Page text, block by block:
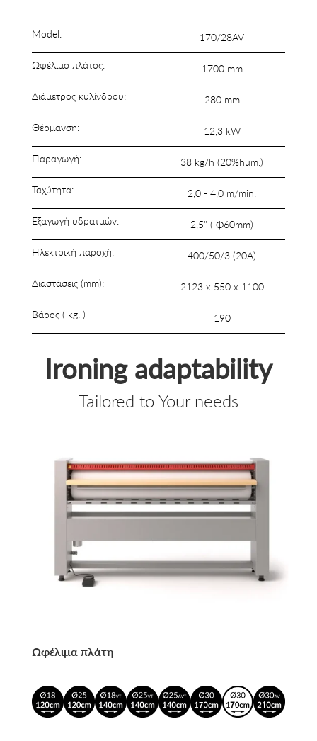
Model:
Ωφέλιμο πλάτος:
Διάμετρος κυλίνδρου:
Θέρμανση:
Παραγωγή:
Ταχύτητα:
Εξαγωγή υδρατμών:
Ηλεκτρική παροχή:
Διαστάσεις (mm):
Βάρος ( kg. )
170/28AV
1700 mm
280 mm
12,3 kW
38 kg/h (20%hum.)
2,0 - 4,0 m/min.
2,5" ( Φ60mm)
400/50/3 (20A)
2123 x 550 x 1100
190
Ironing adaptability
Tailored to Your needs
Ωφέλιμα πλάτη